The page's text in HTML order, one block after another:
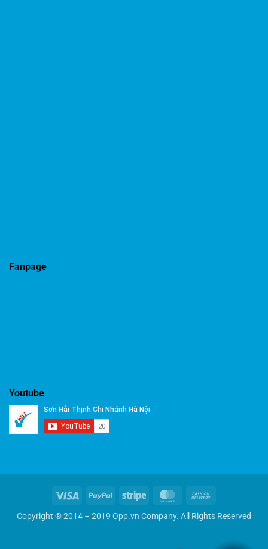
Fanpage
Youtube
Visa PayPal Stripe MasterCard
Delivery
Copyright ® 2014 – 2019 Opp.vn Company. All Rights Reserved